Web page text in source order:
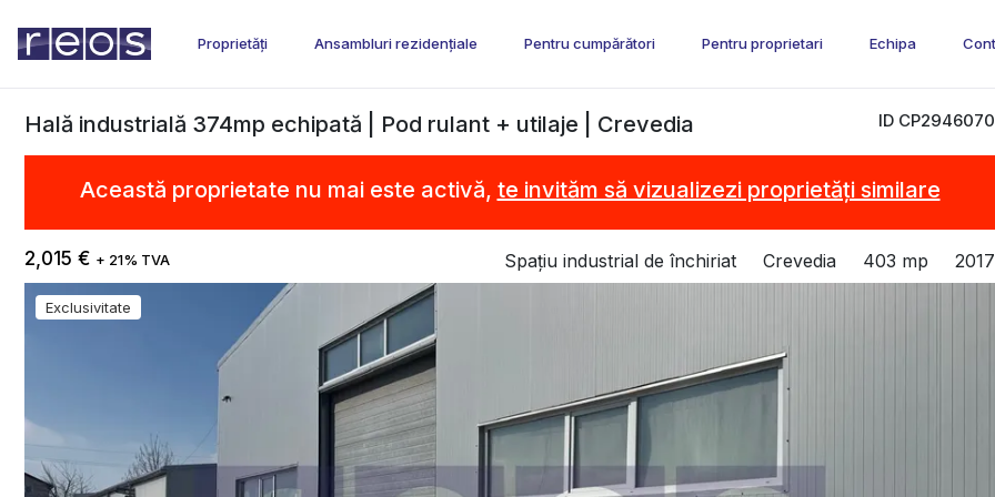
Proprietăți Ansambluri rezidențiale Pentru cumpărători Pentru proprietari Echipa
ID CP2946070
Hală industrială 374mp echipată | Pod rulant + utilaje | Crevedia
Această proprietate nu mai este activă, te invităm să vizualizezi proprietăți similare
2,015 € + 21% TVA Spațiu industrial de închiriat Crevedia 403 mp 2017
Exclusivitate